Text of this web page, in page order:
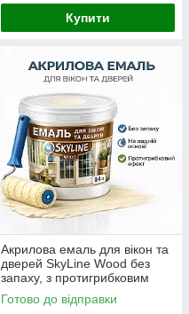
Купити
Акрилова емаль для вікон та
дверей SkyLine Wood без
запаху, з протигрибковим
ефектом, слонова кістка, 0.4
л
Готово до відправки